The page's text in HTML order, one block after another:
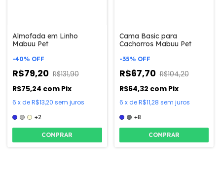
Almofada em Linho
Mabuu Pet
-40% OFF
R$79,20 R$131,90
R$75,24 com Pix
6 x deR$13,20 sem juros
+2
COMPRAR
Cama Basic para
Cachorros Mabuu Pet
-35% OFF
R$67,70 R$104,20
R$64,32 com Pix
6 x deR$11,28 sem juros
+8
COMPRAR